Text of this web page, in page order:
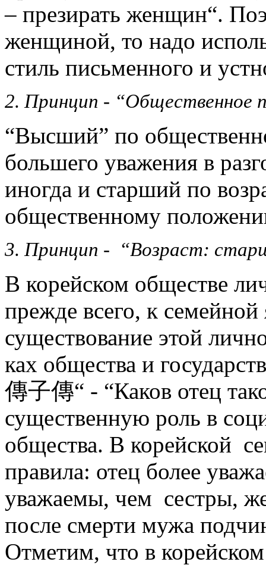
– прези­рать жен­щин“.
женщиной, то надо
стиль письменного и
2. Принцип - “Общественное
“Высший” по
большего уваже­ния в
иногда и старший по
обществен­ному
3. Принцип - “Возраст:
В корейском обществе
прежде всего, к семей­ной
существование этой
ках общества и
傳子傳“ - “Каков отец
существенную роль в
общества. В корей­ской
правила: отец более
уважаемы, чем сестры,
после смерти мужа
Отметим, что в